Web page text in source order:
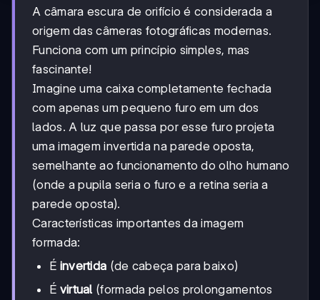
A câmara escura de orifício é considerada a
origem das câmeras fotográficas modernas.
Funciona com um princípio simples, mas
fascinante!
Imagine uma caixa completamente fechada
com apenas um pequeno furo em um dos
lados. A luz que passa por esse furo projeta
uma imagem invertida na parede oposta,
semelhante ao funcionamento do olho humano
(onde a pupila seria o furo e a retina seria a
parede oposta).
Características importantes da imagem
formada:
É invertida (de cabeça para baixo)
É virtual (formada pelos prolongamentos